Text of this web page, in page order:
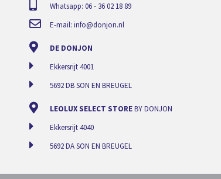
Whatsapp: 06 - 36 02 18 89
E-mail: info@donjon.nl
DE DONJON
Ekkersrijt 4001
5692 DB SON EN BREUGEL
LEOLUX SELECT STOREBY DONJON
Ekkersrijt 4040
5692 DA SON EN BREUGEL